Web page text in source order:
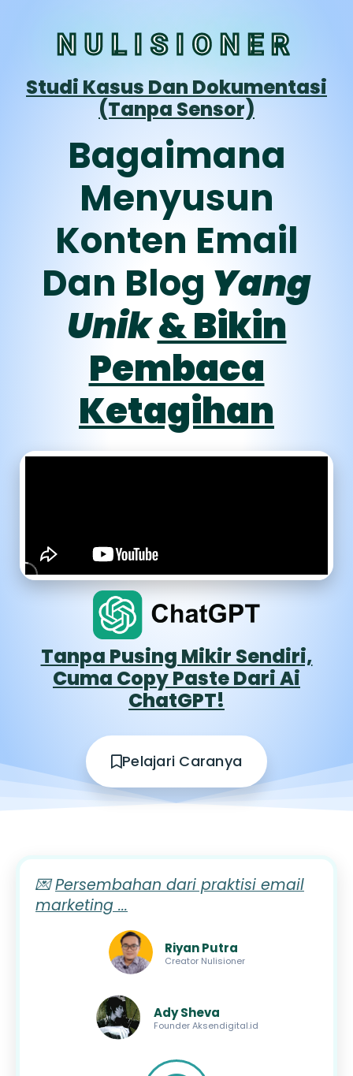
NULISIONER
Studi Kasus Dan Dokumentasi
(Tanpa Sensor)
Bagaimana
Menyusun
Konten Email
Dan Blog Yang
Unik& Bikin
Pembaca
Ketagihan
Tanpa Pusing Mikir Sendiri,
Cuma Copy Paste Dari Ai
ChatGPT!
Pelajari Caranya
💌Persembahan dari praktisi email
marketing ...
Riyan Putra
Creator Nulisioner
Ady Sheva
Founder Aksendigital.id